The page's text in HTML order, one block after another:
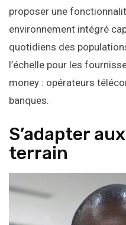
proposer une
environnement intégré
quotidiens des
l’échelle pour les
money : opérateurs
banques.
S’adapter
terrain